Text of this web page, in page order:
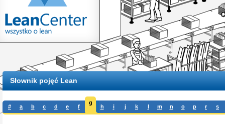
Słownik pojęć Lean
# a b c d e f
g
h i j k l m n o p r s